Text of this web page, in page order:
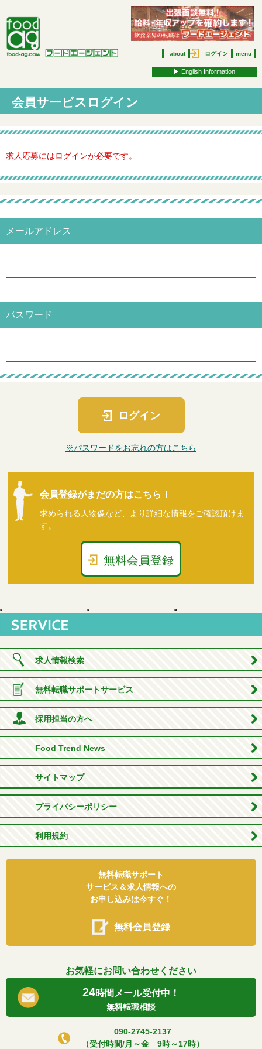
about ログイン menu
▶︎ English Information
会員サービスログイン
求人応募にはログインが必要です。
メールアドレス
パスワード
ログイン
※パスワードをお忘れの方はこちら
会員登録がまだの方はこちら！
求められる人物像など、より詳細な情報をご確認頂けま
す。
無料会員登録
求人情報検索
無料転職サポートサービス
採用担当の方へ
Food Trend News
サイトマップ
プライバシーポリシー
利用規約
無料転職サポート
サービス＆求人情報への
お申し込みは今すぐ！
無料会員登録
お気軽にお問い合わせください
24時間メール受付中！
無料転職相談
090-2745-2137
（受付時間/月～金 9時～17時）